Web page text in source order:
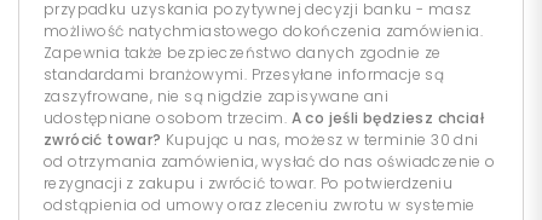
przypadku uzyskania pozytywnej decyzji banku - masz
możliwość natychmiastowego dokończenia zamówienia.
Zapewnia także bezpieczeństwo danych zgodnie ze
standardami branżowymi. Przesyłane informacje są
zaszyfrowane, nie są nigdzie zapisywane ani
udostępniane osobom trzecim. A co jeśli będziesz chciał
zwrócić towar? Kupując u nas, możesz w terminie 30 dni
od otrzymania zamówienia, wysłać do nas oświadczenie o
rezygnacji z zakupu i zwrócić towar. Po potwierdzeniu
odstąpienia od umowy oraz zleceniu zwrotu w systemie